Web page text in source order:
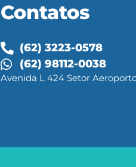
Contatos
(62) 3223-0578
(62) 98112-0038
Avenida L 424 Setor